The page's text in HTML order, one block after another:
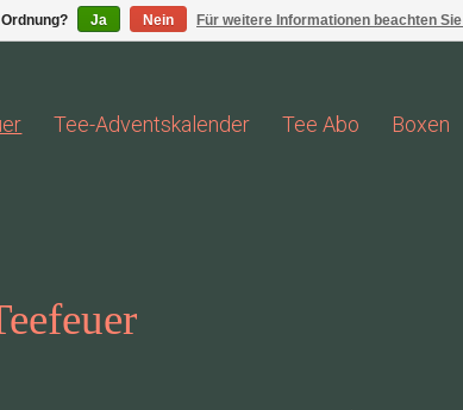
Tee-Adventskalender Tee Abo Boxen
Ja Nein Für weitere Informationen beachten